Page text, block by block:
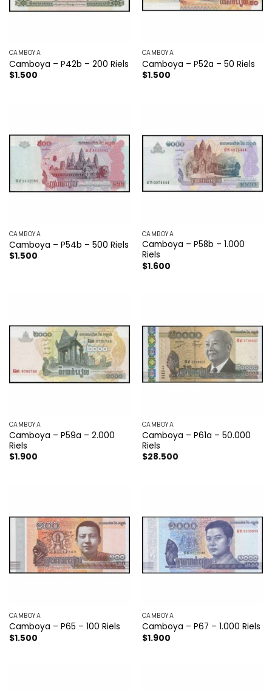
CAMBOYA
Camboya – P42b – 200 Riels
$1.500
CAMBOYA
Camboya – P52a – 50 Riels
$1.500
CAMBOYA
Camboya – P54b – 500 Riels
$1.500
CAMBOYA
Camboya – P58b – 1.000
Riels
$1.600
CAMBOYA
Camboya – P59a – 2.000
Riels
$1.900
CAMBOYA
Camboya – P61a – 50.000
Riels
$28.500
CAMBOYA
Camboya – P65 – 100 Riels
$1.500
CAMBOYA
Camboya – P67 – 1.000 Riels
$1.900